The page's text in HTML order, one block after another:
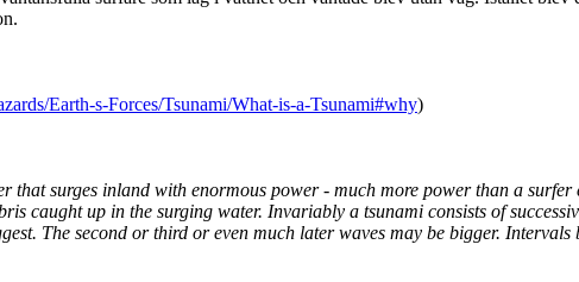
Earth-s-Forces/Tsunami/What-is-a-Tsunami#why)
surges inland with enormous power - much more power than a surfer
caught up in the surging water. Invariably a tsunami consists of
The second or third or even much later waves may be bigger. Intervals